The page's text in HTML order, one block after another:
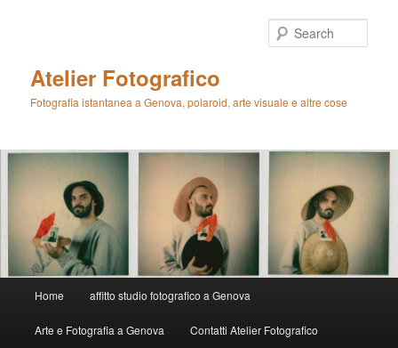
Atelier Fotografico
Fotografia istantanea a Genova, polaroid, arte visuale e altre cose
Home affitto studio fotografico a Genova
Arte e Fotografia a Genova Contatti Atelier Fotografico